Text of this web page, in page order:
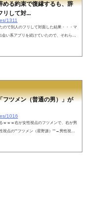
める約束で復縁するも、辞
リして対...
1311
ので別人のフリして対面した結果・・・マ
い系アプリを続けていたので、それらを
フツメン（普通の男）」が
1016
ｗｗｗ右が女性視点のフツメンで、右が男
点の““フツメン（星野源）““→男性視点